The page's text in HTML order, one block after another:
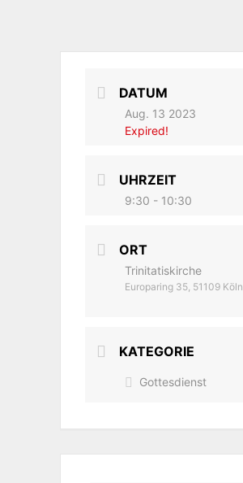
DATUM
Aug. 13 2023
Expired!
UHRZEIT
9:30 - 10:30
ORT
Trinitatiskirche
Europaring 35, 51109 Köln
KATEGORIE
Gottesdienst